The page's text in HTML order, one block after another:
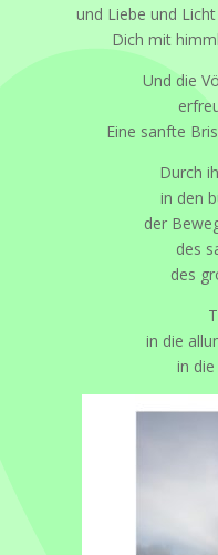
und Liebe und
Dich mit
Und die
Eine sanfte
Durch
in den
der
des
des
in die
in